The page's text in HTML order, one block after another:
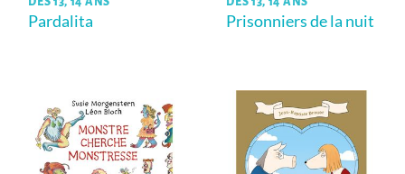
Pardalita Prisonniers de la nuit